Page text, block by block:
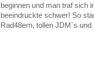
beginnen und man traf sich
beeindruckte schwer! So
Rad48ern, tollen JDM´s